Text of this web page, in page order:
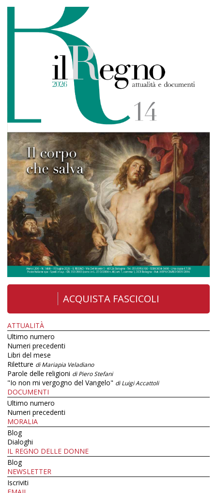
ACQUISTA FASCICOLI
ATTUALITÀ
Ultimo numero
Numeri precedenti
Libri del mese
Riletture di Mariapia Veladiano
Parole delle religioni di Piero Stefani
"Io non mi vergogno del Vangelo" di Luigi Accattoli
DOCUMENTI
Ultimo numero
Numeri precedenti
MORALIA
Blog
Dialoghi
IL REGNO DELLE DONNE
Blog
NEWSLETTER
Iscriviti